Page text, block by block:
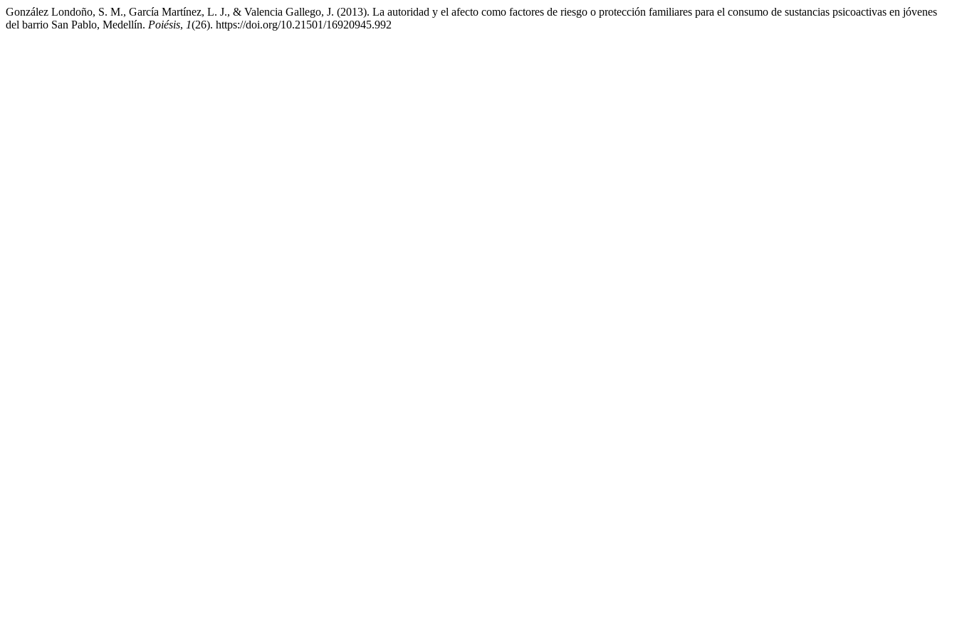
González Londoño, S. M., García Martínez, L. J., & Valencia Gallego, J. (2013). La autoridad y el afecto como factores de riesgo o protección familiares para el consumo de sustancias psicoactivas en jóvenes
del barrio San Pablo, Medellín. Poiésis, 1(26). https://doi.org/10.21501/16920945.992